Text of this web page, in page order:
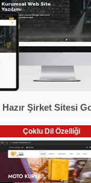
Hazır Şirket Sitesi
Çoklu Dil Özelliği